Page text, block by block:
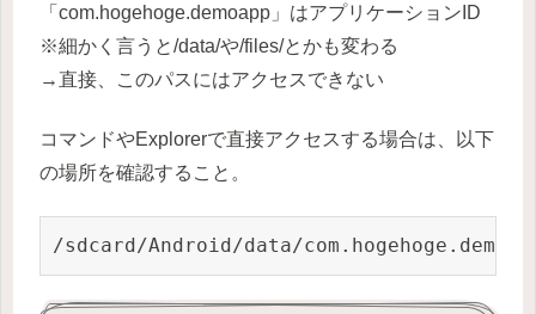
「com.hogehoge.demoapp」はアプリケーションID
※細かく言うと/data/や/files/とかも変わる
→直接、このパスにはアクセスできない
コマンドやExplorerで直接アクセスする場合は、以下
の場所を確認すること。